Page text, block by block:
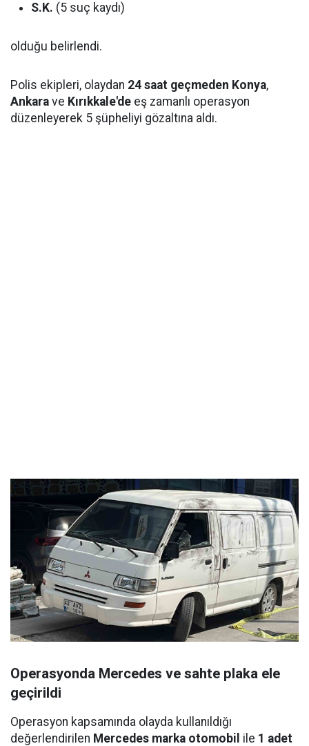
S.K. (5 suç kaydı)
olduğu belirlendi.
Polis ekipleri, olaydan 24 saat geçmeden Konya,
Ankara ve Kırıkkale'de eş zamanlı operasyon
düzenleyerek 5 şüpheliyi gözaltına aldı.
Operasyonda Mercedes ve sahte plaka ele
geçirildi
Operasyon kapsamında olayda kullanıldığı
değerlendirilen Mercedes marka otomobil ile 1 adet